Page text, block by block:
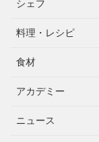
シェフ
料理・レシピ
食材
アカデミー
ニュース